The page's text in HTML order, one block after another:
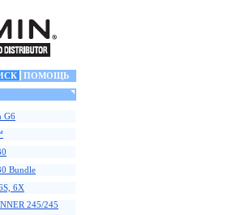
ПОМОЩЬ
G6
Bundle
6X
245/245